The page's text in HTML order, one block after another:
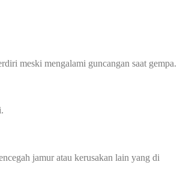
meski mengalami guncangan saat gempa.
jamur atau kerusakan lain yang di